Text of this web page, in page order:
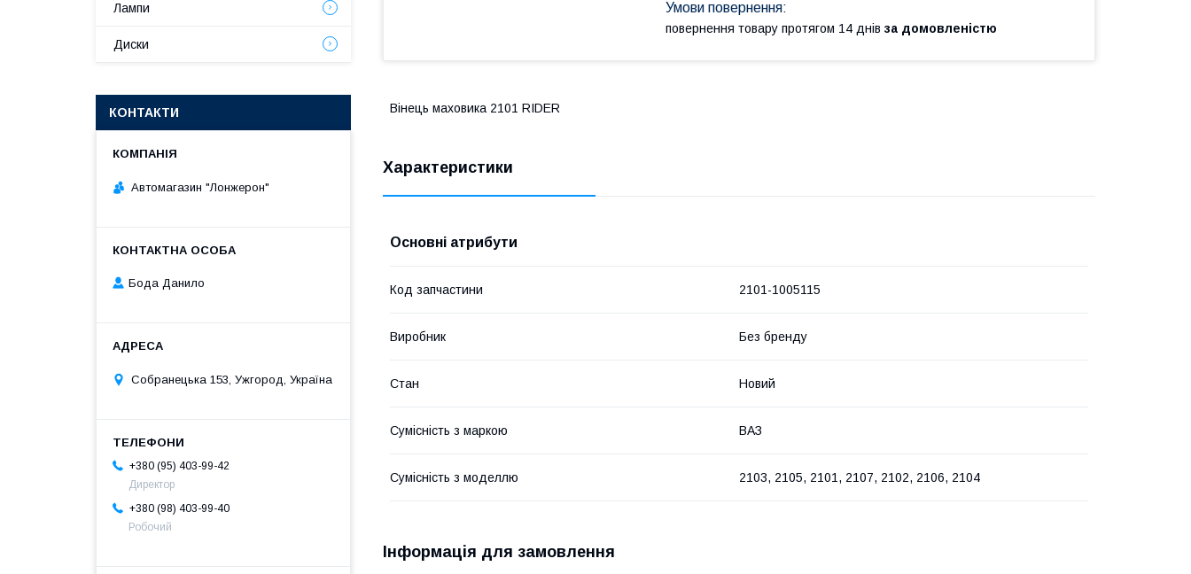
повернення товару протягом 14 днів за домовленістю
Вінець маховика 2101 RIDER
Характеристики
Основні атрибути
Код запчастини 2101-1005115
Виробник Без бренду
Стан Новий
Сумісність з маркою ВАЗ
Сумісність з моделлю 2103, 2105, 2101, 2107, 2102, 2106, 2104
Інформація для замовлення
Лампи
Диски
КОНТАКТИ
Автомагазин "Лонжерон"
Бода Данило
Собранецька 153, Ужгород, Україна
+380 (95) 403-99-42
Директор
+380 (98) 403-99-40
Робочий